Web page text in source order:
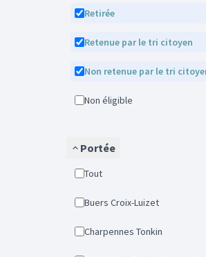
Retirée
Retenue par le tri citoyen
Non retenue par le tri
Non éligible
Portée
Tout
Buers Croix-Luizet
Charpennes Tonkin